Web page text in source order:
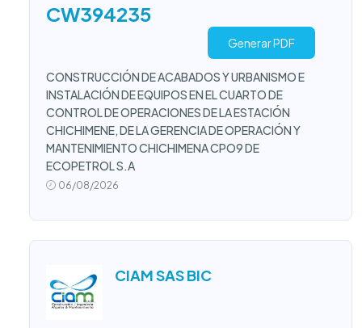
CW394235
Generar PDF
CONSTRUCCIÓN DE ACABADOS Y URBANISMO E
INSTALACIÓN DE EQUIPOS EN EL CUARTO DE
CONTROL DE OPERACIONES DE LA ESTACIÓN
CHICHIMENE, DE LA GERENCIA DE OPERACIÓN Y
MANTENIMIENTO CHICHIMENA CPO9 DE
ECOPETROL S.A
06/08/2026
CIAM SAS BIC